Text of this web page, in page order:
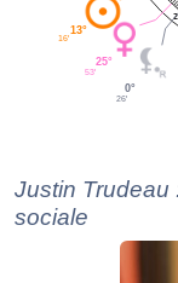
2
13°
16'
25°
53'
0°
26'
Justin Trudeau
sociale